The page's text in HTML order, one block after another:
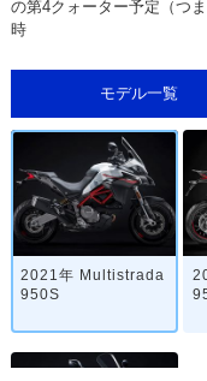
の第4クォーター予定（つ
時
モデル一覧
2021年 Multistrada
950S